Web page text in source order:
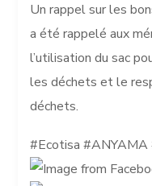
Un rappel sur les
a été rappelé aux
l’utilisation du sac
les déchets et le
déchets.
#Ecotisa #ANYAMA